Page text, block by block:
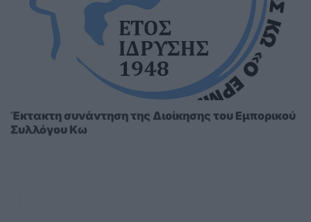
Έκτακτη συνάντηση της Διοίκησης του Εμπορικού
Συλλόγου Κω